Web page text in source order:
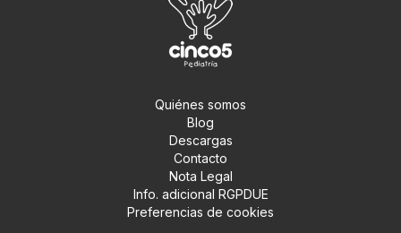
Quiénes somos
Blog
Descargas
Contacto
Nota Legal
Info. adicional RGPDUE
Preferencias de cookies